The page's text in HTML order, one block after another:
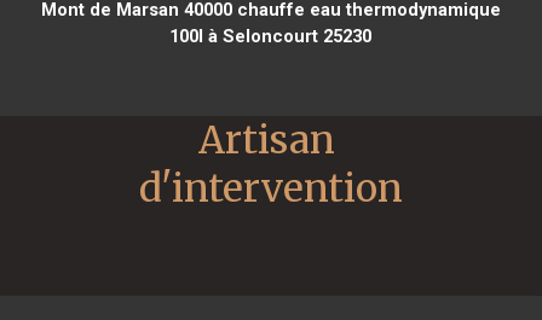
Mont de Marsan 40000chauffe eau thermodynamique
100l à Seloncourt 25230
Artisan
d'intervention